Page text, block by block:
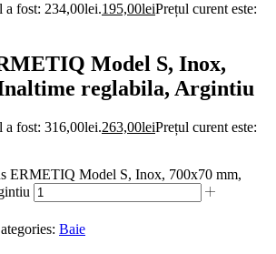
a fost: 234,00lei.195,00leiPrețul curent este:
Model S, Inox,
reglabila, Argintiu
a fost: 316,00lei.263,00leiPrețul curent este:
ERMETIQ Model S, Inox, 700x70 mm,
Baie